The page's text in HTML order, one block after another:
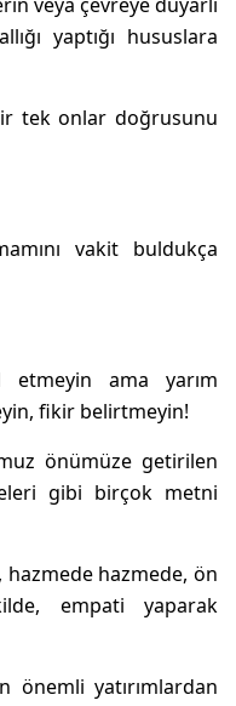
yaptığı hususlara
tek onlar doğrusunu
vakit buldukça
ama yarım
fikir belirtmeyin!
önümüze getirilen
gibi birçok metni
hazmede hazmede, ön
empati yaparak
önemli yatırımlardan